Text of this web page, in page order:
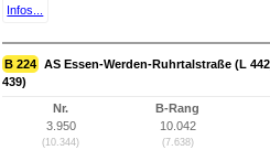
Infos...
B 224 AS Essen-Werden-Ruhrtalstraße (L
439)
Nr.
3.950
(10.344)
B-Rang
10.042
(7.638)